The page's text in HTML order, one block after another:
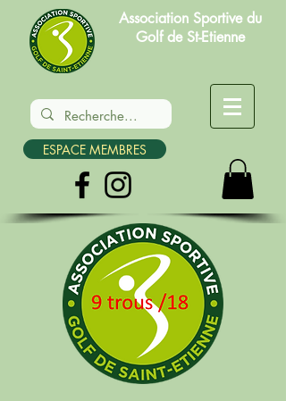
Association Sportive du
Golf de St-Etienne
ESPACE MEMBRES